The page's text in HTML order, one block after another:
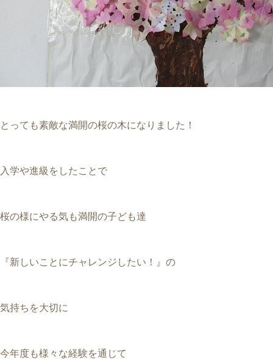
とっても素敵な満開の桜の木になりました！
入学や進級をしたことで
桜の様にやる気も満開の子ども達
『新しいことにチャレンジしたい！』の
気持ちを大切に
今年度も様々な経験を通じて